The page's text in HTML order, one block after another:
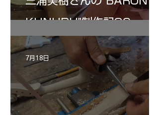
KUNUPU"制作記30
7月18日